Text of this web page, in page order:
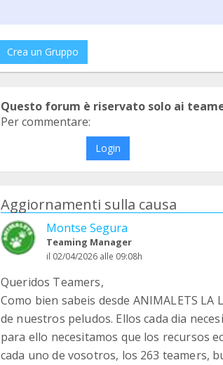
Crea un Gruppo
Questo forum è riservato solo ai
Per commentare:
Login
Aggiornamenti sulla causa
Montse Segura
Teaming Manager
il 02/04/2026 alle 09:08h
Queridos Teamers,
Como bien sabeis desde ANIMALETS
de nuestros peludos. Ellos cada dia
para ello necesitamos que los recursos
cada uno de vosotros, los 263 teamers,